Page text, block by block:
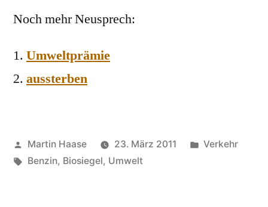
Noch mehr Neusprech:
Umweltprämie
aussterben
Veröffentlicht
von
Martin Haase 23. März 2011
Veröffentlicht
Verkehr
Schlagwörter:
Benzin, Biosiegel, Umwelt